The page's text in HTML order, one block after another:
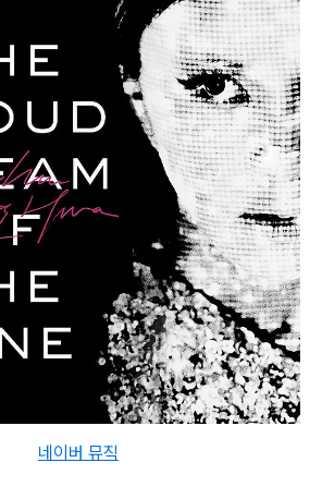
네이버 뮤직